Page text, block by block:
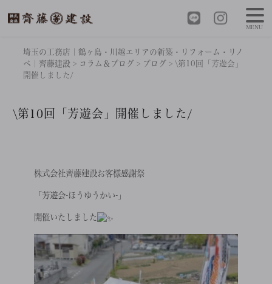
埼玉の工務店｜鶴ヶ島・川越エリアの新築・リフォーム・リノ
ベ｜齊藤建設 > コラム＆ブログ > ブログ >\第10回「芳遊会」
開催しました/
\第10回「芳遊会」開催しました/
株式会社齊藤建設お客様感謝祭
「芳遊会-ほうゆうかい-」
開催いたしました
MENU